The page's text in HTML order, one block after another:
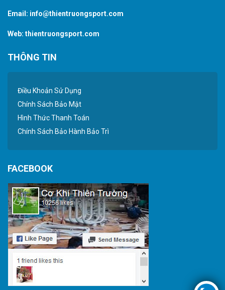
Email: info@thientruongsport.com
Web: thientruongsport.com
THÔNG TIN
Điều Khoản Sử Dụng
Chính Sách Bảo Mật
Hình Thức Thanh Toán
Chính Sách Bảo Hành Bảo Trì
FACEBOOK